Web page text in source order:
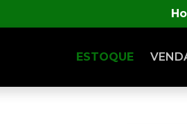
ESTOQUE